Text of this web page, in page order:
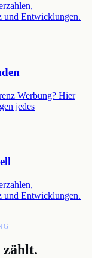
und Entwicklungen.
Werbung? Hier
jedes
und Entwicklungen.